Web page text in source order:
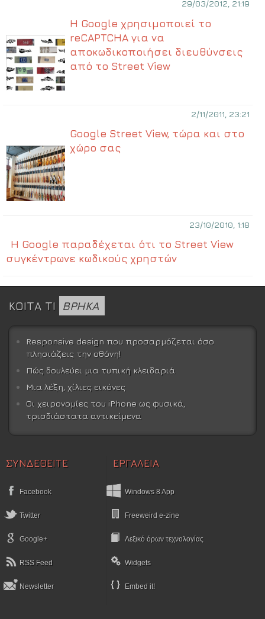
29/03/2012, 21:19
Η Google χρησιμοποιεί το
reCAPTCHA για να
αποκωδικοποιήσει διευθύνσεις
από το Street View
2/11/2011, 23:21
Google Street View, τώρα και στο
χώρο σας
23/10/2010, 1:18
Η Google παραδέχεται ότι το Street View
συγκέντρωνε κωδικούς χρηστών
ΚΟΙΤΑ ΤΙ ΒΡΗΚΑ
Responsive design που προσαρμόζεται όσο
πλησιάζεις την οθόνη!
Πώς δουλεύει μια τυπική κλειδαριά
Μια λέξη, χίλιες εικόνες
Οι χειρονομίες του iPhone ως φυσικά,
τρισδιάστατα αντικείμενα
ΣΥΝΔΕΘΕΙΤΕ
Facebook
Twitter
Google+
RSS Feed
Newsletter
ΕΡΓΑΛΕΙΑ
Windows 8 App
Freeweird e-zine
Λεξικό όρων τεχνολογίας
Widgets
Embed it!